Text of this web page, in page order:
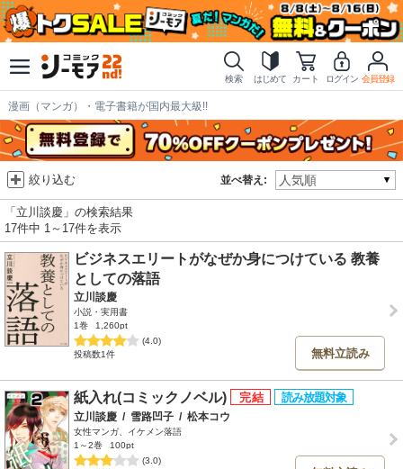
検索 はじめて カート ログイン 会員登録
漫画（マンガ）・電子書籍が国内最大級!!
並べ替え:
絞り込む
「立川談慶」の検索結果
17件中 1～17件を表示
ビジネスエリートがなぜか身につけている 教養
としての落語
立川談慶
小説・実用書
1巻
1,260pt
(4.0)
投稿数1件
無料立読み
紙入れ(コミックノベル)
立川談慶 / 雪路凹子 / 松本コウ
女性マンガ、イケメン落語
1～2巻
100pt
(3.0)